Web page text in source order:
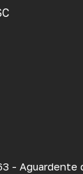
- Aguardente